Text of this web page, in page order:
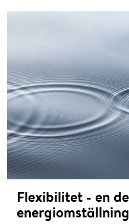
Flexibilitet - en